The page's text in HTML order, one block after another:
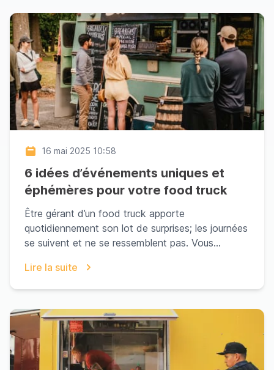
16 mai 2025 10:58
6 idées d’événements uniques et
éphémères pour votre food truck
Être gérant d’un food truck apporte
quotidiennement son lot de surprises; les journées
se suivent et ne se ressemblent pas. Vous
Lire la suite